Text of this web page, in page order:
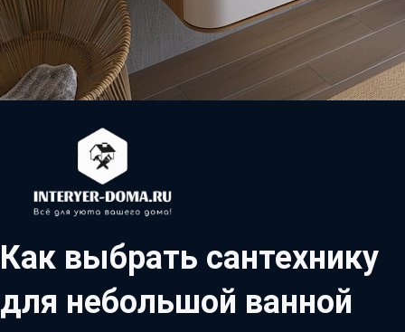
Как выбрать сантехнику
для небольшой ванной